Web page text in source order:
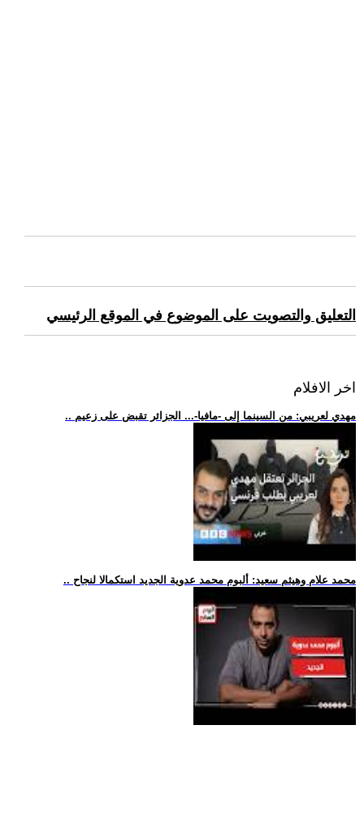
التعليق والتصويت على الموضوع في الموقع الرئيسي
اخر الافلام
.. مهدي لعريبي: من السينما إلى -مافيا-... الجزائر تقبض على زعيم
.. محمد علام وهيثم سعيد: ألبوم محمد عدوية الجديد استكمالا لنجاح